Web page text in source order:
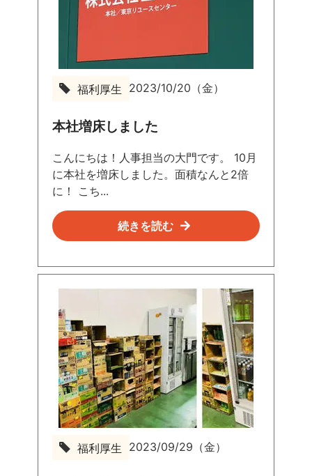
福利厚生 2023/10/20（金）
本社増床しました
こんにちは！人事担当の大門です。 10月
に本社を増床しました。面積なんと2倍
に！ こち...
続きを読む
福利厚生 2023/09/29（金）